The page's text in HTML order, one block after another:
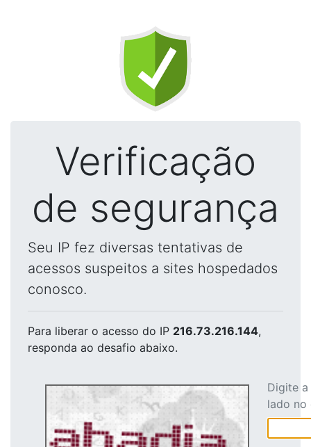
Verificação
de segurança
Seu IP fez diversas tentativas de
acessos suspeitos a sites hospedados
conosco.
Para liberar o acesso do IP 216.73.216.144,
responda ao desafio abaixo.
Digite
lado no